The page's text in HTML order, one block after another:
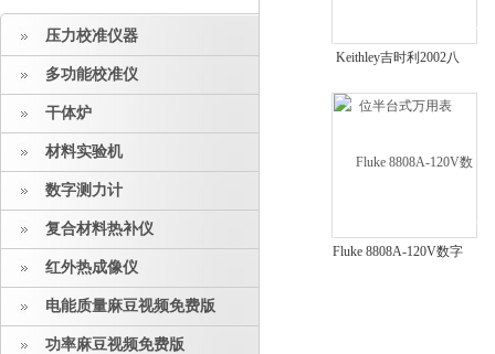
压力校准仪器
多功能校准仪
干体炉
材料实验机
数字测力计
复合材料热补仪
红外热成像仪
电能质量麻豆视频免费版
功率麻豆视频免费版
Keithley吉时利2002八
Fluke 8808A-120V数字